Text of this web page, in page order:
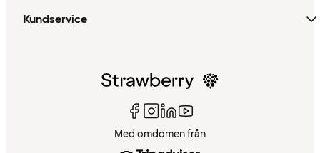
Kundservice
Med omdömen från